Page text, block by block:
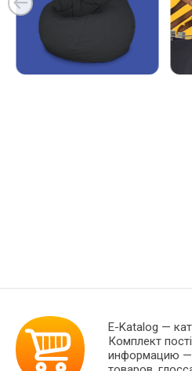
E-Katalog —
Комплект
информацию —